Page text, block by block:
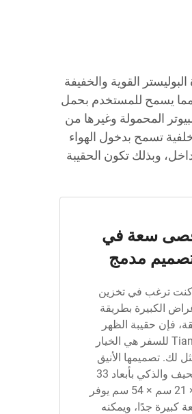
القوية والخفيفة
بحيث يكون وزنها أقل من 1.15 كجم وتستخدم يوميًا مع الشعور بالراحة. أبعادها 33 سم × 21 سم × 54 سم، مما يسمح للمستخدم بحمل
المحمولة وغيرها من
تسمح بدخول الهواء
وبذلك تكون الحقيبة
سعة في
مدمج
كنت ترغب في تخزين
الكبيرة بطريقة
فإن حقيبة الظهر
Tianqin للسفر هي الخيار
لك. تصميمها الأنيق
والنحيف والذكي بأبعاد 33
سم × 21 سم × 54 سم يوفر
كبيرة جدًا، ويمكنه